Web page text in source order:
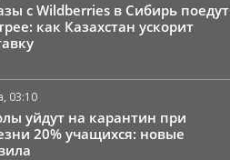
с Wildberries в Сибирь поедут
как Казахстан ускорит
03:10
уйдут на карантин при
20% учащихся: новые